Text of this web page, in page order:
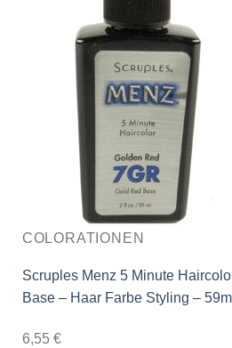
COLORATIONEN
Scruples Menz 5 Minute
Base – Haar Farbe Styling – 59ml
6,55 €